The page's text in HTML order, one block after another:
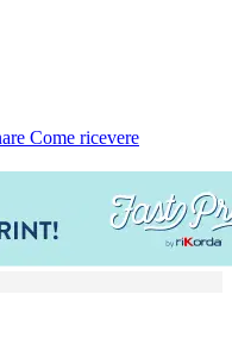
Come ricevere